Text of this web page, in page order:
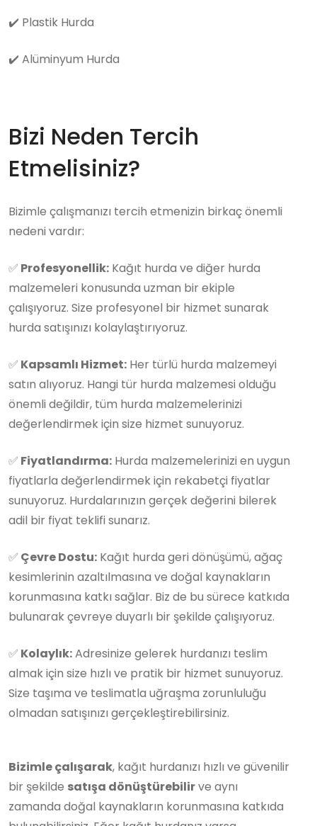
✔️ Plastik Hurda
✔️ Alüminyum Hurda
Bizi Neden Tercih
Etmelisiniz?
Bizimle çalışmanızı tercih etmenizin birkaç önemli
nedeni vardır:
✅ Profesyonellik: Kağıt hurda ve diğer hurda
malzemeleri konusunda uzman bir ekiple
çalışıyoruz. Size profesyonel bir hizmet sunarak
hurda satışınızı kolaylaştırıyoruz.
✅ Kapsamlı Hizmet: Her türlü hurda malzemeyi
satın alıyoruz. Hangi tür hurda malzemesi olduğu
önemli değildir, tüm hurda malzemelerinizi
değerlendirmek için size hizmet sunuyoruz.
✅ Fiyatlandırma: Hurda malzemelerinizi en uygun
fiyatlarla değerlendirmek için rekabetçi fiyatlar
sunuyoruz. Hurdalarınızın gerçek değerini bilerek
adil bir fiyat teklifi sunarız.
✅ Çevre Dostu: Kağıt hurda geri dönüşümü, ağaç
kesimlerinin azaltılmasına ve doğal kaynakların
korunmasına katkı sağlar. Biz de bu sürece katkıda
bulunarak çevreye duyarlı bir şekilde çalışıyoruz.
✅ Kolaylık:Adresinize gelerek hurdanızı teslim
almak için size hızlı ve pratik bir hizmet sunuyoruz.
Size taşıma ve teslimatla uğraşma zorunluluğu
olmadan satışınızı gerçekleştirebilirsiniz.
Bizimle çalışarak, kağıt hurdanızı hızlı ve güvenilir
bir şekilde satışa dönüştürebilirve aynı
zamanda doğal kaynakların korunmasına katkıda